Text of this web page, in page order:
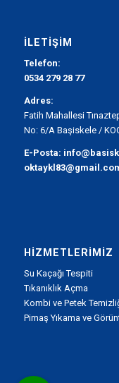
İLETIŞIM
Telefon:
0534 279 28 77
Adres:
Fatih Mahallesi
No: 6/A Başiskele /
E-Posta:
HIZMETLERIMIZ
Su Kaçağı Tespiti
Tıkanıklık Açma
Kombi ve Petek
Pimaş Yıkama ve